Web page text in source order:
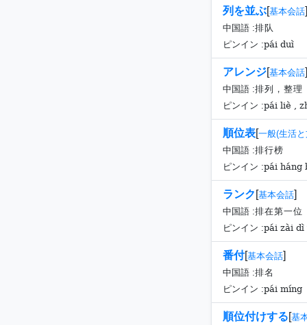
列を並ぶ[基本会話]
中国語 :排队
ピンイン :pái duì
アレンジ[基本会話]
中国語 :排列，整理
ピンイン :pái liè ,
順位表[一般(生活
中国語 :排行榜
ピンイン :pái háng
ランク [基本会話]
中国語 :排在第一位
ピンイン :pái zài dì
番付[基本会話]
中国語 :排名
ピンイン :pái míng
順位付けする[基